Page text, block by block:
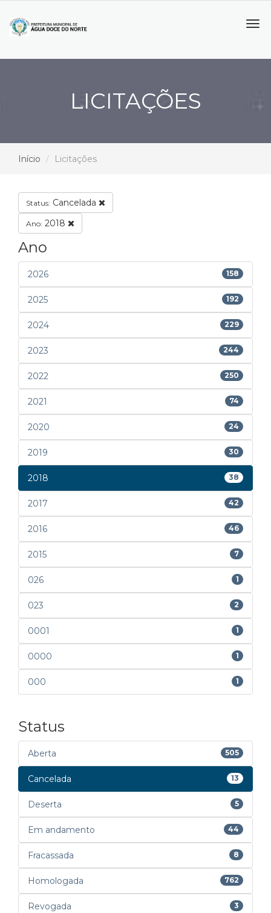
LICITAÇÕES
Início Licitações
Status: Cancelada
Ano: 2018
Ano
2026 158
2025 192
2024 229
2023 244
2022 250
2021 74
2020 24
2019 30
2018 38
2017 42
2016 46
2015 7
026 1
023 2
0001 1
0000 1
000 1
Status
Aberta 505
Cancelada 13
Deserta 5
Em andamento 44
Fracassada 8
Homologada 762
Revogada 3